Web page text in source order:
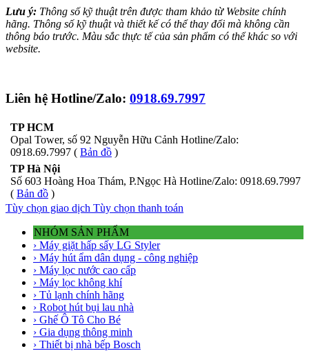
Lưu ý: Thông số kỹ thuật trên được tham khảo từ Website chính
hãng. Thông số kỹ thuật và thiết kế có thể thay đổi mà không cần
thông báo trước. Màu sắc thực tế của sản phẩm có thể khác so với
website.
Liên hệ Hotline/Zalo: 0918.69.7997
TP HCM
Opal Tower, số 92 Nguyễn Hữu Cảnh Hotline/Zalo:
0918.69.7997 ( Bản đồ )
TP Hà Nội
Số 603 Hoàng Hoa Thám, P.Ngọc Hà Hotline/Zalo: 0918.69.7997
( Bản đồ )
Tùy chọn giao dịch Tùy chọn thanh toán
NHÓM SẢN PHẨM
› Máy giặt hấp sấy LG Styler
› Máy hút ẩm dân dụng - công nghiệp
› Máy lọc nước cao cấp
› Máy lọc không khí
› Tủ lạnh chính hãng
› Robot hút bụi lau nhà
› Ghế Ô Tô Cho Bé
› Gia dụng thông minh
› Thiết bị nhà bếp Bosch